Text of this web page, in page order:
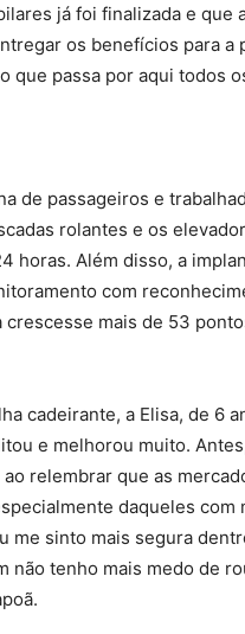
já foi finalizada e que
os benefícios para a
que passa por aqui todos
de passageiros e
rolantes e os
horas. Além disso, a
com
crescesse mais de 53
cadeirante, a Elisa, de 6
e melhorou muito.
relembrar que as
daqueles com
me sinto mais segura
não tenho mais medo de